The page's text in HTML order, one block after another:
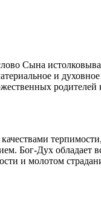
Сына
и духовное
Бог-Дух
и молотом